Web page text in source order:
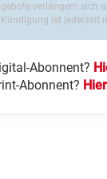
verlängern sich
Kündigung ist jederzeit
Abonnent?
Abonnent?